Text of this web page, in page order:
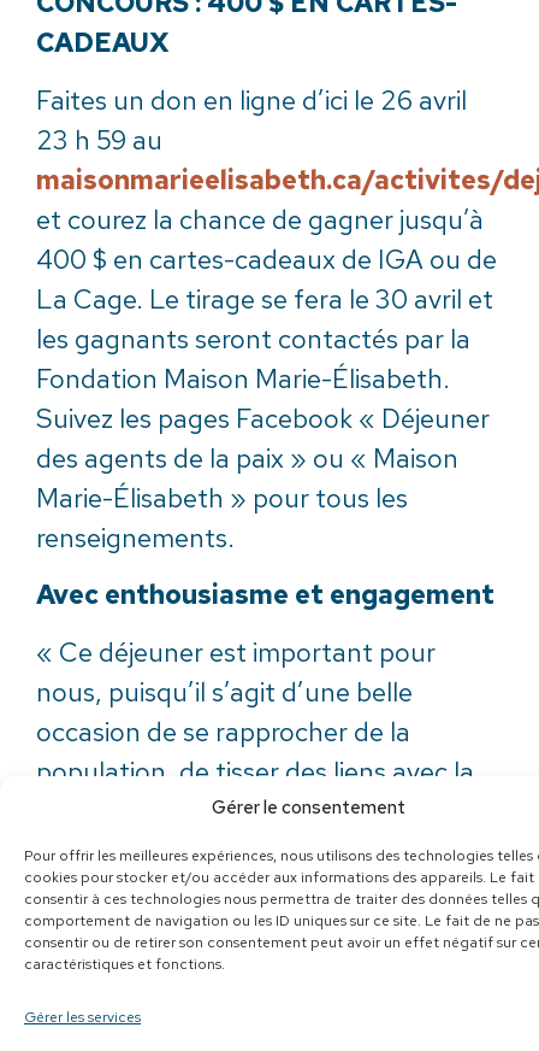
Gérer le consentement
Pour offrir les meilleures expériences, nous utilisons des technologies telles
cookies pour stocker et/ou accéder aux informations des appareils. Le fait
consentir à ces technologies nous permettra de traiter des données telles
comportement de navigation ou les ID uniques sur ce site. Le fait de ne pas
consentir ou de retirer son consentement peut avoir un effet négatif sur
caractéristiques et fonctions.
Gérer les services
CADEAUX
Faites un don en ligne d’ici le 26 avril
23 h 59 au
maisonmarieelisabeth.ca/activites/
et courez la chance de gagner jusqu’à
400 $ en cartes-cadeaux de IGA ou de
La Cage. Le tirage se fera le 30 avril et
les gagnants seront contactés par la
Fondation Maison Marie-Élisabeth.
Suivez les pages Facebook « Déjeuner
des agents de la paix » ou « Maison
Marie-Élisabeth » pour tous les
renseignements.
Avec enthousiasme et engagement
« Ce déjeuner est important pour
nous, puisqu’il s’agit d’une belle
occasion de se rapprocher de la
population, de tisser des liens avec la
communauté, de collaborer entre
agents de la paix tout ça en
contribuant à une belle mission, soit
celle de la Maison Marie-Élisabeth.
J’aimerais également prendre le temps
de remercier les agents de la paix qui